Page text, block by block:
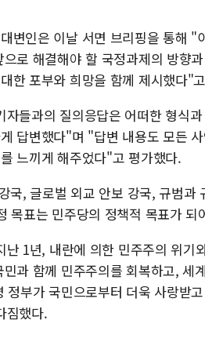
변인은 이날 서면 브리핑을 통해
로 해결해야 할 국정과제의 방향
한 포부와 희망을 함께 제시했다"
자들과의 질의응답은 어떠한 형식
답변했다"며 "답변 내용도 모든
느끼게 해주었다"고 평가했다.
국, 글로벌 외교 안보 강국, 규범과
목표는 민주당의 정책적 목표가
난 1년, 내란에 의한 민주주의 위기
과 함께 민주주의를 회복하고,
정부가 국민으로부터 더욱 사랑받
짐했다.